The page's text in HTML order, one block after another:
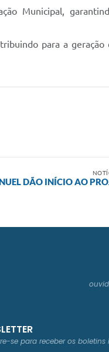
Municipal,
para a
DÃO INÍCIO AO
se para receber os